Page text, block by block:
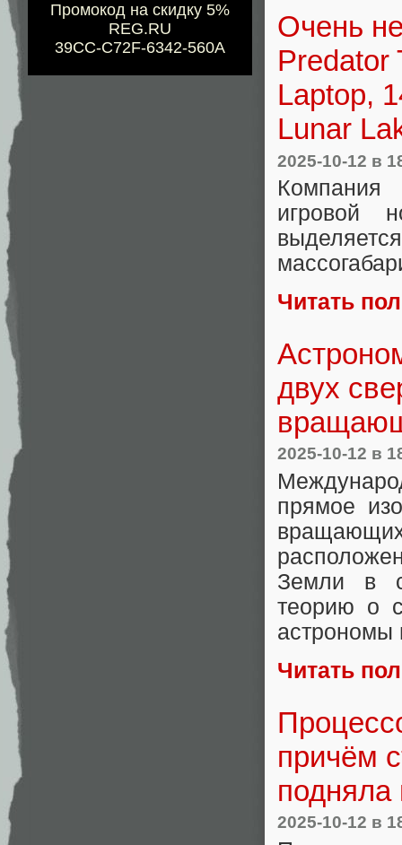
Промокод на скидку 5%
REG.RU
39CC-C72F-6342-560A
Очень
Predator
Laptop,
Lunar
2025-10-12 в
Компания
игровой
Читать
двух
2025-10-12 в
прямое
Земли в
теорию о
астрономы
Читать
причём
2025-10-12 в